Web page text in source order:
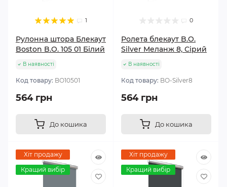
1
Рулонна штора Блекаут
Boston B.O. 105 01 Білий
В наявності
Код товару: BО10501
564 грн
До кошика
0
Ролета блекаут B.O.
Silver Меланж 8, Сірий
В наявності
Код товару: BО-Silver8
564 грн
До кошика
Хіт продажу
Кращий вибір
Хіт продажу
Кращий вибір